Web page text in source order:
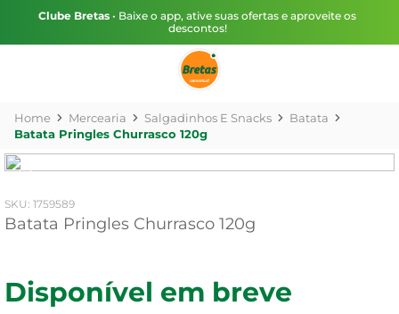
Clube Bretas • Baixe o app, ative suas ofertas e aproveite os
descontos!
Mercearia Salgadinhos E Snacks
Batata
Batata Pringles Churrasco 120g
: 1759589
Batata Pringles Churrasco 120g
Disponível em breve